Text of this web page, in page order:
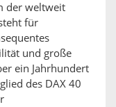
der weltweit
für
und große
ein Jahrhundert
des DAX 40